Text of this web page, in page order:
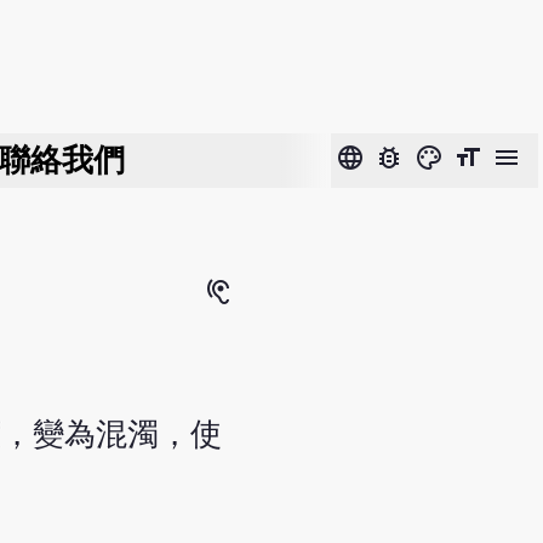
聯絡我們 language bug_report color_lens format_size menu
hearing
變為混濁，使